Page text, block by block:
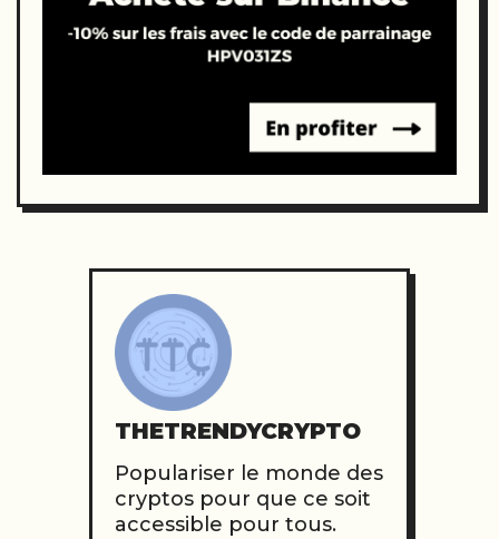
THETRENDYCRYPTO
Populariser le monde des
cryptos pour que ce soit
accessible pour tous.